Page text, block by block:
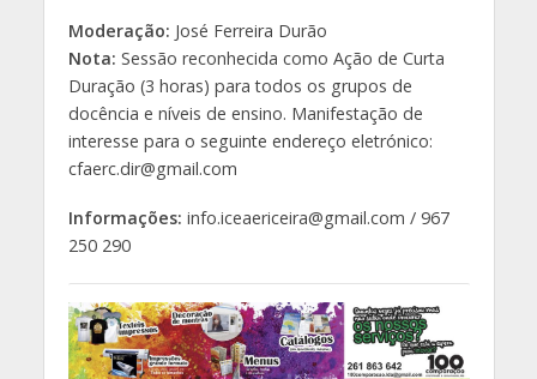
Moderação: José Ferreira Durão
Nota: Sessão reconhecida como Ação de Curta
Duração (3 horas) para todos os grupos de
docência e níveis de ensino. Manifestação de
interesse para o seguinte endereço eletrónico:
cfaerc.dir@gmail.com
Informações: info.iceaericeira@gmail.com / 967
250 290